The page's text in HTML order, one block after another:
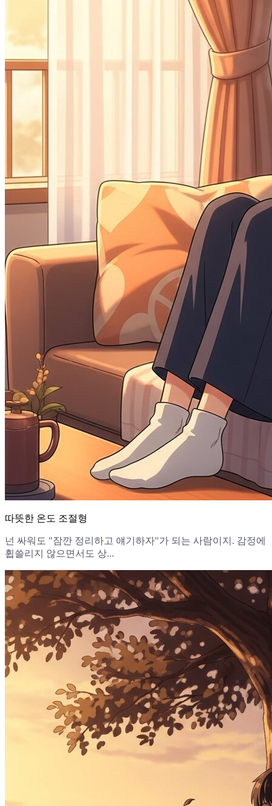
따뜻한 온도 조절형
넌 싸워도 "잠깐 정리하고 얘기하자"가 되는 사람이지. 감정에
휩쓸리지 않으면서도 상...